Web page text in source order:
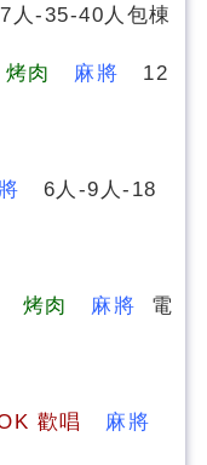
人-35-40人包棟
烤肉 麻將 12
6人-9人-18
烤肉 麻將 電
歡唱 麻將